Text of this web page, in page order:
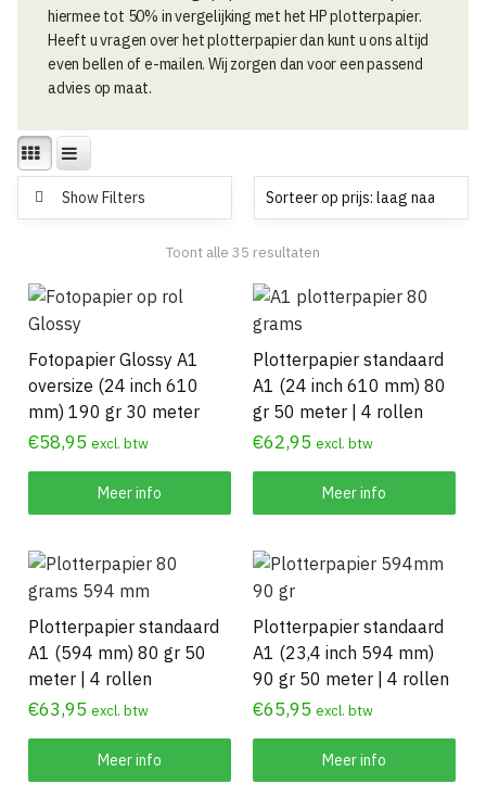
hiermee tot 50% in vergelijking met het HP plotterpapier.
Heeft u vragen over het plotterpapier dan kunt u ons altijd
even bellen of e-mailen. Wij zorgen dan voor een passend
advies op maat.
Show Filters
Toont alle 35 resultaten
prijs:
hoog
Fotopapier Glossy A1
oversize (24 inch 610
mm) 190 gr 30 meter
€58,95 excl. btw
Meer info
Plotterpapier standaard
A1 (24 inch 610 mm) 80
gr 50 meter | 4 rollen
€62,95 excl. btw
Meer info
Plotterpapier standaard
A1 (594 mm) 80 gr 50
meter | 4 rollen
€63,95 excl. btw
Meer info
Plotterpapier standaard
A1 (23,4 inch 594 mm)
90 gr 50 meter | 4 rollen
€65,95 excl. btw
Meer info